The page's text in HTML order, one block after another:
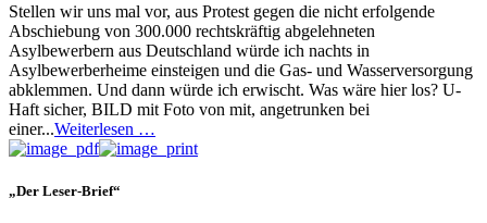
Stellen wir uns mal vor, aus Protest gegen die nicht erfolgende
Abschiebung von 300.000 rechtskräftig abgelehneten
Asylbewerbern aus Deutschland würde ich nachts in
Asylbewerberheime einsteigen und die Gas- und Wasserversorgung
abklemmen. Und dann würde ich erwischt. Was wäre hier los? U-
Haft sicher, BILD mit Foto von mit, angetrunken bei
einer...Weiterlesen …
„Der Leser-Brief“